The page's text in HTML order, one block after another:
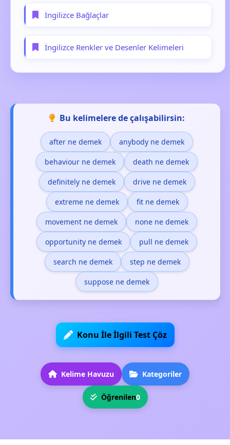
İngilizce Bağlaçlar
İngilizce Renkler ve Desenler Kelimeleri
Bu kelimelere de çalışabilirsin:
after ne demek anybody ne demek
behaviour ne demek death ne demek
definitely ne demek drive ne demek
extreme ne demek fit ne demek
movement ne demek none ne demek
opportunity ne demek pull ne demek
search ne demek step ne demek
suppose ne demek
Konu İle İlgili Test Çöz
Kelime Havuzu Kategoriler
Öğrenilen0